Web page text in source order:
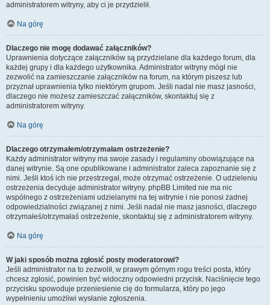
administratorem witryny, aby ci je przydzielił.
Na górę
Dlaczego nie mogę dodawać załączników?
Uprawnienia dotyczące załączników są przydzielane dla każdego forum, dla
każdej grupy i dla każdego użytkownika. Administrator witryny mógł nie
zezwolić na zamieszczanie załączników na forum, na którym piszesz lub
przyznał uprawnienia tylko niektórym grupom. Jeśli nadal nie masz jasności,
dlaczego nie możesz zamieszczać załączników, skontaktuj się z
administratorem witryny.
Na górę
Dlaczego otrzymałem/otrzymałam ostrzeżenie?
Każdy administrator witryny ma swoje zasady i regulaminy obowiązujące na
danej witrynie. Są one opublikowane i administrator zaleca zapoznanie się z
nimi. Jeśli ktoś ich nie przestrzegał, może otrzymać ostrzeżenie. O udzieleniu
ostrzeżenia decyduje administrator witryny. phpBB Limited nie ma nic
wspólnego z ostrzeżeniami udzielanymi na tej witrynie i nie ponosi żadnej
odpowiedzialności związanej z nimi. Jeśli nadal nie masz jasności, dlaczego
otrzymałeś/otrzymałaś ostrzeżenie, skontaktuj się z administratorem witryny.
Na górę
W jaki sposób można zgłosić posty moderatorowi?
Jeśli administrator na to zezwolił, w prawym górnym rogu treści posta, który
chcesz zgłosić, powinien być widoczny odpowiedni przycisk. Naciśnięcie tego
przycisku spowoduje przeniesienie cię do formularza, który po jego
wypełnieniu umożliwi wysłanie zgłoszenia.